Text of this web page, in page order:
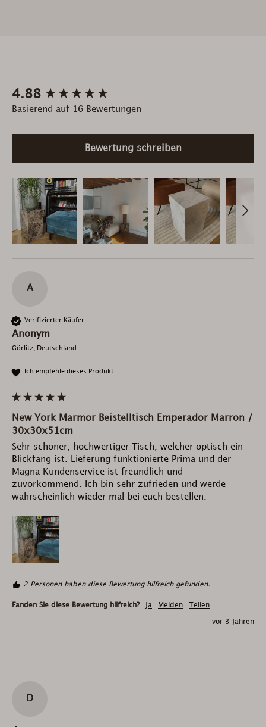
4.88
Basierend auf 16 Bewertungen
Bewertung schreiben
A
Verifizierter Käufer
Anonym
Görlitz, Deutschland
Ich empfehle dieses Produkt
New York Marmor Beistelltisch Emperador Marron /
30x30x51cm
Sehr schöner, hochwertiger Tisch, welcher optisch ein
Blickfang ist. Lieferung funktionierte Prima und der
Magna Kundenservice ist freundlich und
zuvorkommend. Ich bin sehr zufrieden und werde
wahrscheinlich wieder mal bei euch bestellen.
2 Personen haben diese Bewertung hilfreich gefunden.
Fanden Sie diese Bewertung hilfreich? Ja Melden Teilen
vor 3 Jahren
D
New content loaded